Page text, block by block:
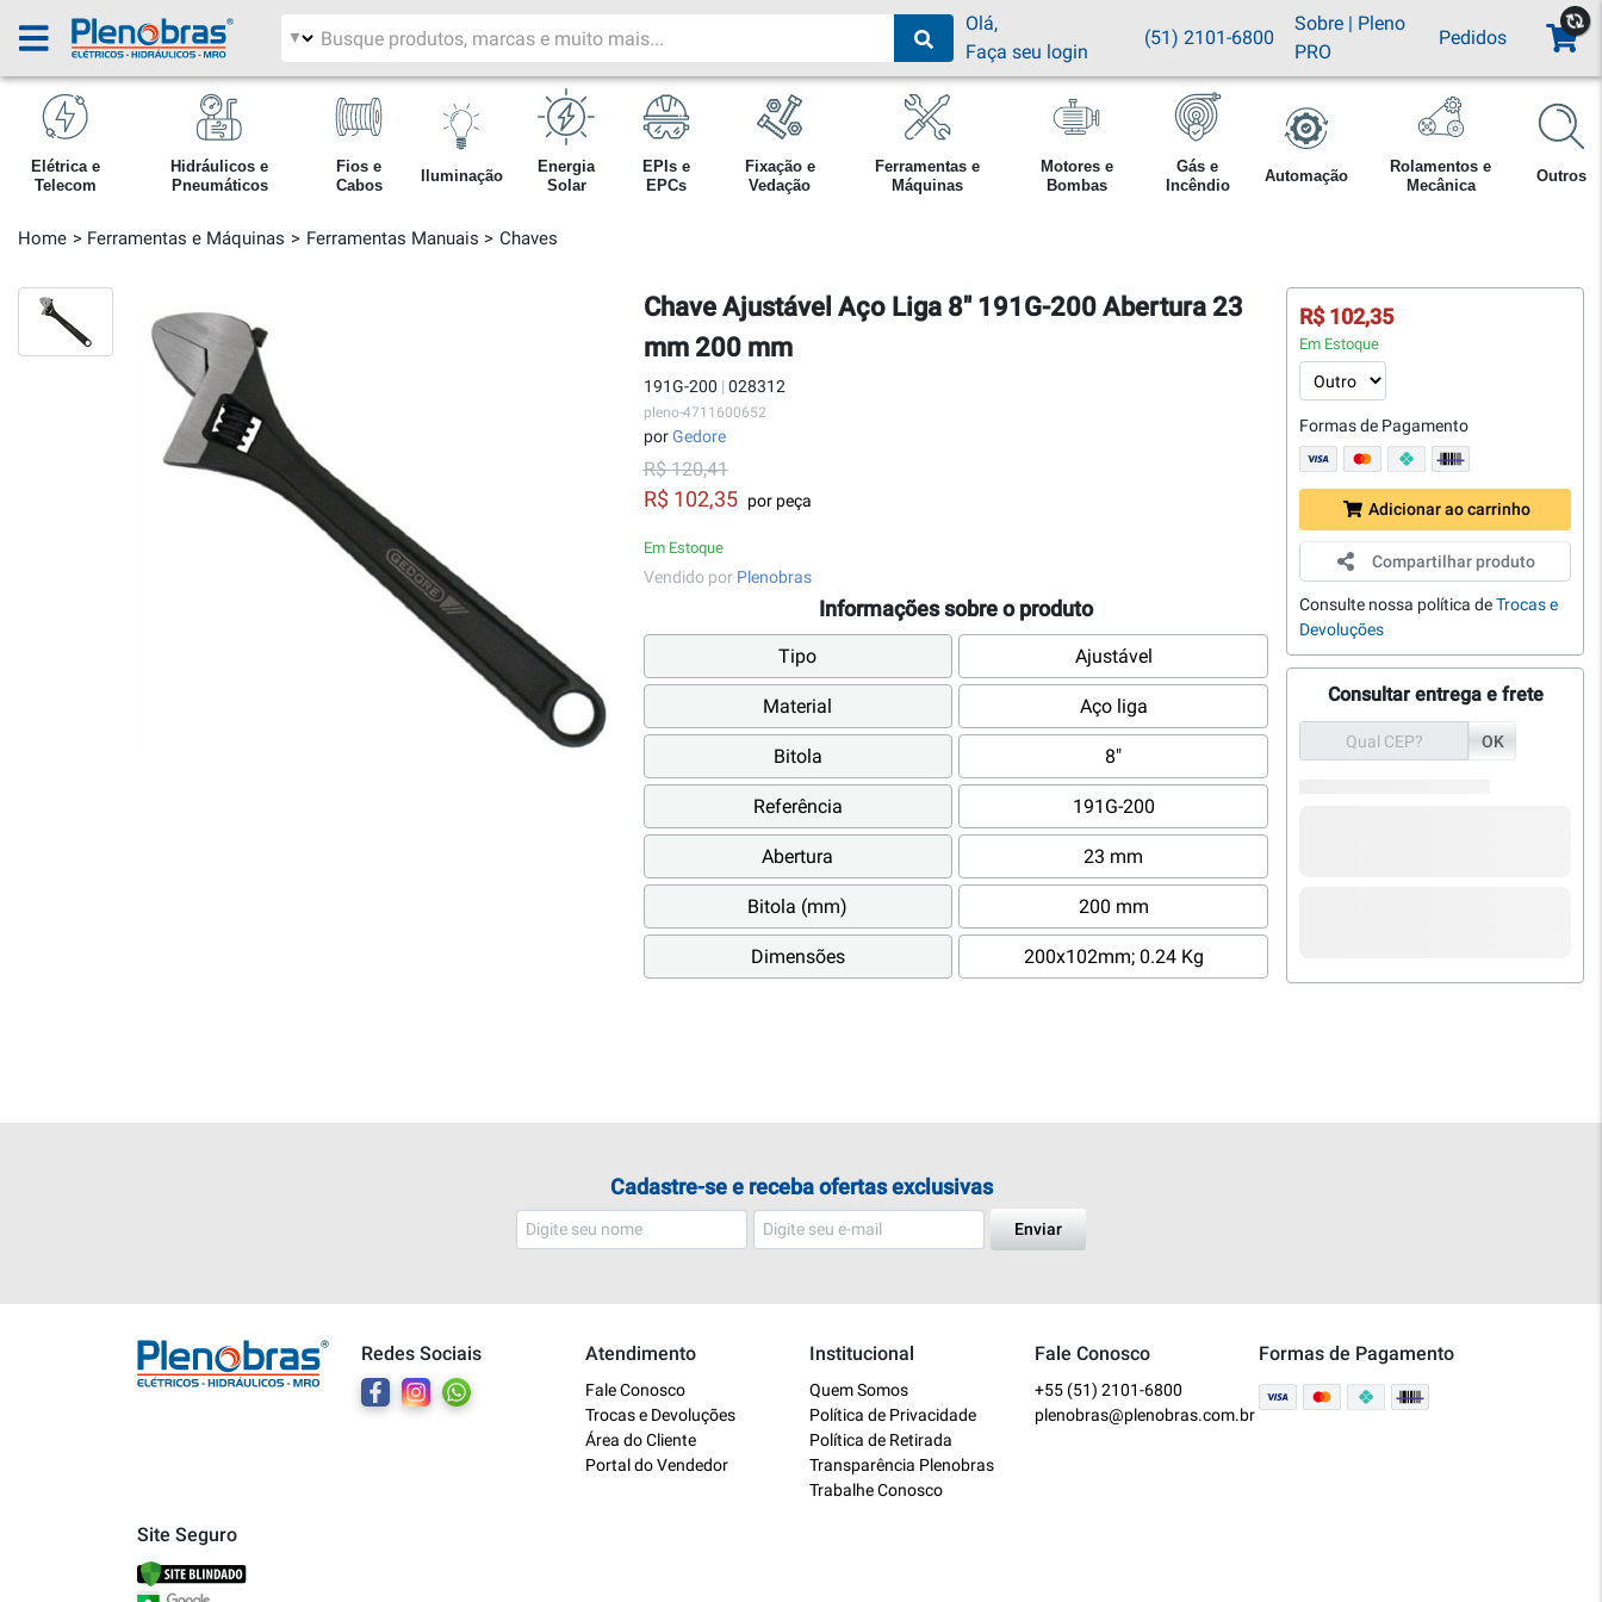
Filtrar por área
Pesquisar produtos
Olá,
Faça seu login
(51) 2101-6800
Sobre| Pleno
PRO
Pedidos
Elétrica e
Telecom
Hidráulicos e
Pneumáticos
Fios e
Cabos
Iluminação
Energia
Solar
EPIs e
EPCs
Fixação e
Vedação
Ferramentas e
Máquinas
Motores e
Bombas
Gás e
Incêndio
Automação
Rolamentos e
Mecânica
Outros
Home Ferramentas e Máquinas Ferramentas Manuais Chaves
Chave Ajustável Aço Liga 8" 191G-200 Abertura 23
mm 200 mm
191G-200 | 028312
pleno-4711600652
porGedore
R$ 120,41
R$ 102,35 por peça
Em Estoque
Vendido por Plenobras
Informações sobre o produto
Tipo Ajustável
Material Aço liga
Bitola 8"
Referência 191G-200
Abertura 23 mm
Bitola (mm) 200 mm
Dimensões 200x102mm; 0.24 Kg
R$ 102,35
Em Estoque
Formas de Pagamento
Adicionar ao carrinho
Compartilhar produto
Consulte nossa política deTrocas e
Devoluções
Consultar entrega e frete
OK
Cadastre-se e receba ofertas exclusivas
Enviar
Redes Sociais Atendimento
Fale Conosco
Trocas e Devoluções
Área do Cliente
Portal do Vendedor
Institucional
Quem Somos
Política de Privacidade
Política de Retirada
Transparência Plenobras
Trabalhe Conosco
Fale Conosco
+55 (51) 2101-6800
plenobras@plenobras.com.br
Formas de Pagamento
Site Seguro
Bem vindo a Plenobras! Aqui você
encontra toda a linha de materiais
Dúvidas técnicas sobre produtos
Informações sobre um pedido